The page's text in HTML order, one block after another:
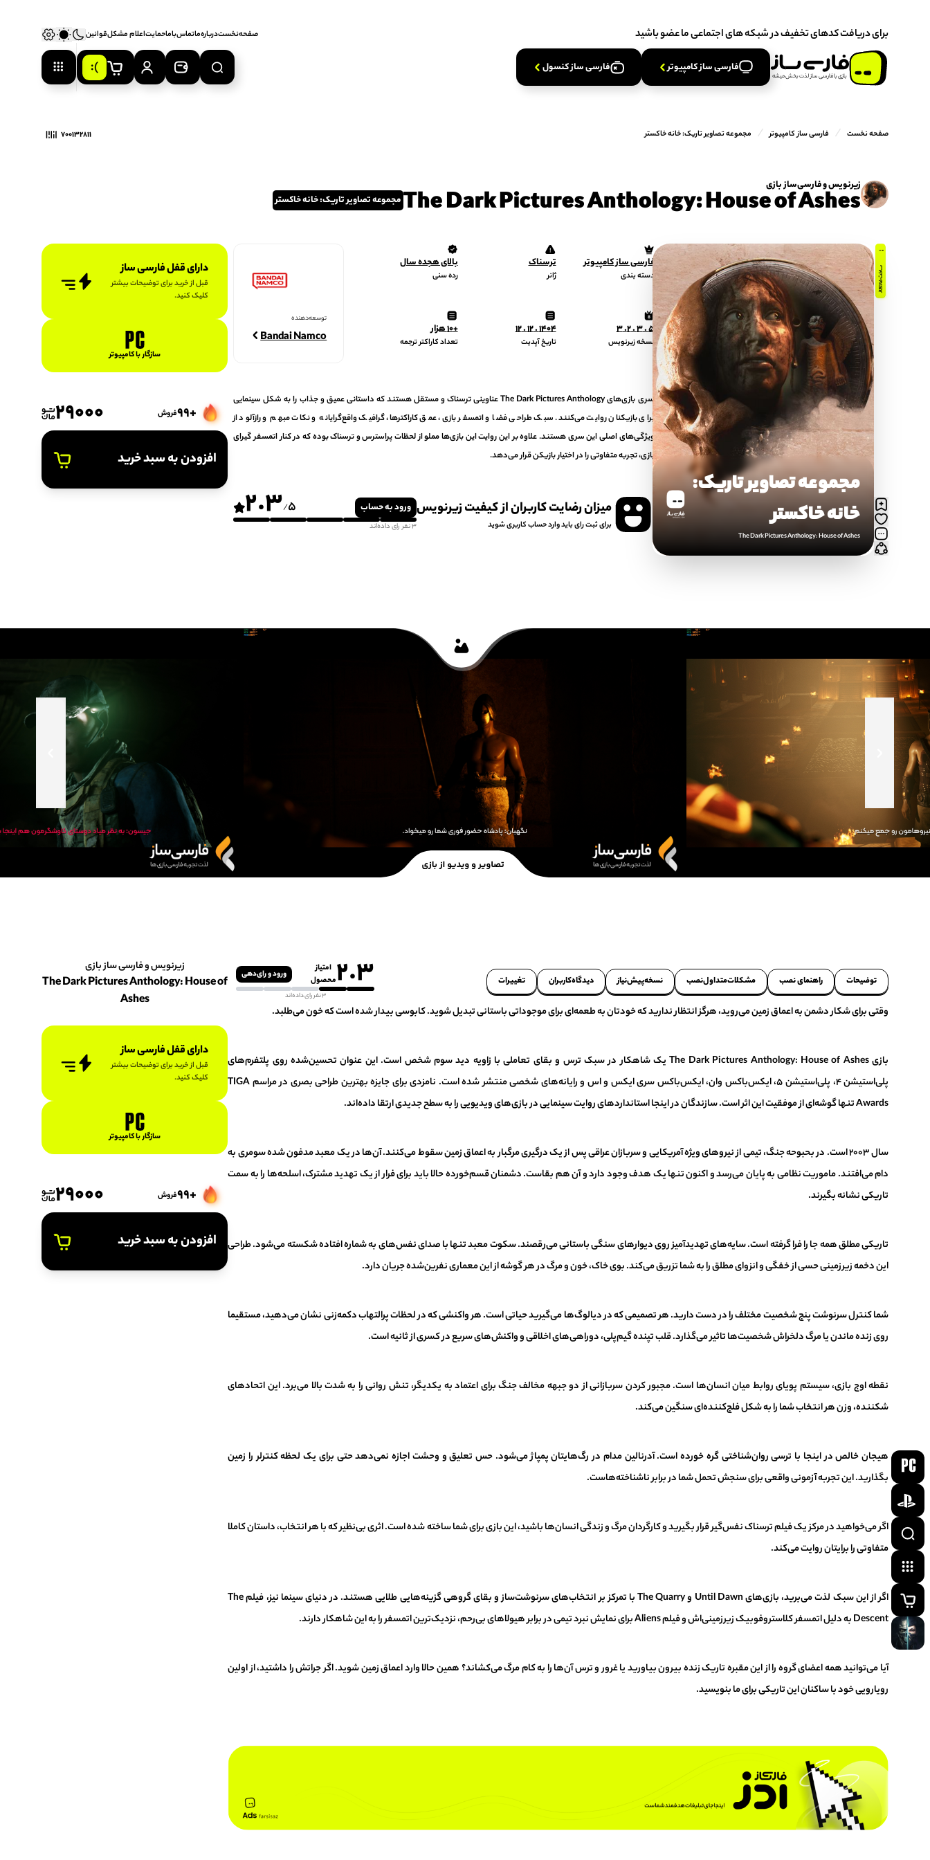
برای دریافت کدهای تخفیف در شبکه های اجتماعی ما عضو باشید
برخی محصولات در حال بروزرسانی هستند از اطلاعیه پنل کاربری مشاهده کنید
صفحه‌نخستدرباره‌ماتماس‌با‌ماحمایتاعلام‌ مشکلقوانین
بازی‌ با‌ فارسی‌ ساز‌ لذت‌ بخش‌ میشه
فارسی‌ ساز کامپیوتر فارسی‌ ساز کنسول
توضیحاتراهنمای نصبمشکلات متداول نصبنسخه پیش نیاز 0
صفحه نخست / فارسی ساز کامپیوتر / مجموعه تصاویر تاریک: خانه خاکستر 700132811
زیرنویس و فارسی‌ساز بازی
The Dark Pictures Anthology: House of Ashesمجموعه تصاویر تاریک: خانه خاکستر
مجموعه تصاویر تاریک:
خانه خاکستر
The Dark Pictures Anthology: House of Ashes
فارسی ساز کامپیوتر
دسته بندی
ترسناک
ژانر
بالای هجده سال
رده سنی
5 . 3 . 2. 3
نسخه زیرنویس
1404 . 12 . 12
تاریخ آپدیت
+10 هزار
تعداد کاراکتر ترجمه
توسعه‌دهنده
Bandai Namco
سری بازی‌های The Dark Pictures Anthology عناوینی ترسناک و مستقل هستند که داستانی عمیق و جذاب را به شکل سینمایی
برای بازیکنان روایت می‌کنند. سبک طراحی فضا و اتمسفر بازی، عمق کاراکترها، گرافیک واقع‌گرایانه و نکات مبهم و رازآلود از
ویژگی‌های اصلی این سری هستند. علاوه بر این روایت این بازی‌ها مملو از لحظات پراسترس و ترسناک بوده که در کنار اتمسفر گیرای
بازی، تجربه متفاوتی را در اختیار بازیکن قرار می‌دهد.
میزان رضایت کاربران از کیفیت زیرنویس
برای ثبت رای باید وارد حساب کاربری شوید
ورود به حساب 5
/
2.3
3 نفر رای داده‌اند
دارای قفل فارسی ساز
قبل از خرید برای توضیحات بیشتر
کلیک کنید.
سازگار با کامپیوتر
+99 فروش 29000
افزودن به سبد خرید
توضیحات راهنمای نصب مشکلات‌متداول‌نصب نسخه‌پیش‌نیاز دیدگاه‌کاربران تغییرات 2.3 امتیاز
محصول
ورود و رای‌دهی
3 نفر رای داده‌اند
وقتی برای شکار دشمن به اعماق زمین می‌روید، هرگز انتظار ندارید که خودتان به طعمه‌ای برای موجوداتی باستانی تبدیل شوید. کابوسی بیدار شده است که خون می‌طلبد.
بازی The Dark Pictures Anthology: House of Ashes یک شاهکار در سبک ترس و بقای تعاملی با زاویه دید سوم شخص است. این عنوان تحسین‌شده روی پلتفرم‌های
پلی‌استیشن ۴، پلی‌استیشن ۵، ایکس‌باکس وان، ایکس‌باکس سری ایکس و اس و رایانه‌های شخصی منتشر شده است. نامزدی برای جایزه بهترین طراحی بصری در مراسم TIGA
Awards تنها گوشه‌ای از موفقیت این اثر است. سازندگان در اینجا استانداردهای روایت سینمایی در بازی‌های ویدیویی را به سطح جدیدی ارتقا داده‌اند.
سال ۲۰۰۳ است. در بحبوحه جنگ، تیمی از نیروهای ویژه آمریکایی و سربازان عراقی پس از یک درگیری مرگبار به اعماق زمین سقوط می‌کنند. آن‌ها در یک معبد مدفون شده سومری به
دام می‌افتند. ماموریت نظامی به پایان می‌رسد و اکنون تنها یک هدف وجود دارد و آن هم بقاست. دشمنان قسم‌خورده حالا باید برای فرار از یک تهدید مشترک، اسلحه‌ها را به سمت
تاریکی نشانه بگیرند.
تاریکی مطلق همه جا را فرا گرفته است. سایه‌های تهدیدآمیز روی دیوارهای سنگی باستانی می‌رقصند. سکوت معبد تنها با صدای نفس‌های به شماره افتاده شکسته می‌شود. طراحی
این دخمه زیرزمینی حسی از خفگی و انزوای مطلق را به شما تزریق می‌کند. بوی خاک، خون و مرگ در هر گوشه از این معماری نفرین‌شده جریان دارد.
شما کنترل سرنوشت پنج شخصیت مختلف را در دست دارید. هر تصمیمی که در دیالوگ‌ها می‌گیرید حیاتی است. هر واکنشی که در لحظات پرالتهاب دکمه‌زنی نشان می‌دهید، مستقیما
روی زنده ماندن یا مرگ دلخراش شخصیت‌ها تاثیر می‌گذارد. قلب تپنده گیم‌پلی، دوراهی‌های اخلاقی و واکنش‌های سریع در کسری از ثانیه است.
نقطه اوج بازی، سیستم پویای روابط میان انسان‌ها است. مجبور کردن سربازانی از دو جبهه مخالف جنگ برای اعتماد به یکدیگر، تنش روانی را به شدت بالا می‌برد. این اتحادهای
شکننده، وزن هر انتخاب شما را به شکل فلج‌کننده‌ای سنگین می‌کند.
هیجان خالص در اینجا با ترسی روان‌شناختی گره خورده است. آدرنالین مدام در رگ‌هایتان پمپاژ می‌شود. حس تعلیق و وحشت اجازه نمی‌دهد حتی برای یک لحظه کنترلر را زمین
بگذارید. این تجربه آزمونی واقعی برای سنجش تحمل شما در برابر ناشناخته‌هاست.
اگر می‌خواهید در مرکز یک فیلم ترسناک نفس‌گیر قرار بگیرید و کارگردان مرگ و زندگی انسان‌ها باشید، این بازی برای شما ساخته شده است. اثری بی‌نظیر که با هر انتخاب، داستان کاملا
متفاوتی را برایتان روایت می‌کند.
اگر از این سبک لذت می‌برید، بازی‌های Until Dawn و The Quarry با تمرکز بر انتخاب‌های سرنوشت‌ساز و بقای گروهی گزینه‌هایی طلایی هستند. در دنیای سینما نیز، فیلم The
Descent به دلیل اتمسفر کلاستروفوبیک زیرزمینی‌اش و فیلم Aliens برای نمایش نبرد تیمی در برابر هیولاهای بی‌رحم، نزدیک‌ترین اتمسفر را به این شاهکار دارند.
آیا می‌توانید همه اعضای گروه را از این مقبره تاریک زنده بیرون بیاورید یا غرور و ترس آن‌ها را به کام مرگ می‌کشاند؟ همین حالا وارد اعماق زمین شوید. اگر جراتش را داشتید، از اولین
رویارویی خود با ساکنان این تاریکی برای ما بنویسید.
زیرنویس و فارسی ساز بازی
The Dark Pictures Anthology: House of
Ashes
دارای قفل فارسی ساز
قبل از خرید برای توضیحات بیشتر
کلیک کنید.
سازگار با کامپیوتر
+99 فروش 29000
افزودن به سبد خرید